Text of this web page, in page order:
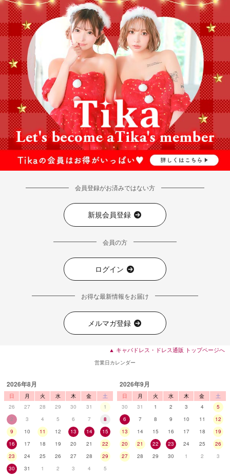
会員登録がお済みではない方
新規会員登録
会員の方
ログイン
お得な最新情報をお届け
メルマガ登録
▲ キャバドレス・ドレス通販 トップページへ
営業日カレンダー
2026年8月
日 月 火 水 木 金
土
26
27 28 29 30 31
1
2
3 4 5 6 7
8
9
10 11 12 13 14
15
16
17 18 19 20 21
22
23
24 25 26 27 28
29
30
31 1 2 3 4 5
2026年9月
日 月 火 水 木 金
土
30
31 1 2 3 4
5
6
7 8 9 10 11
12
13
14 15 16 17 18
19
20
21 22 23 24 25
26
27
28 29 30 1 2 3